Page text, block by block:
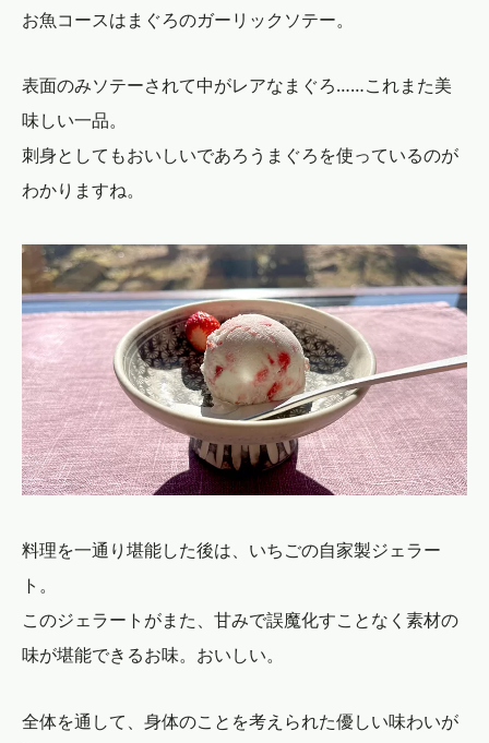
お魚コースはまぐろのガーリックソテー。
表面のみソテーされて中がレアなまぐろ……これまた美
味しい一品。
刺身としてもおいしいであろうまぐろを使っているのが
わかりますね。
料理を一通り堪能した後は、いちごの自家製ジェラー
ト。
このジェラートがまた、甘みで誤魔化すことなく素材の
味が堪能できるお味。おいしい。
全体を通して、身体のことを考えられた優しい味わいが